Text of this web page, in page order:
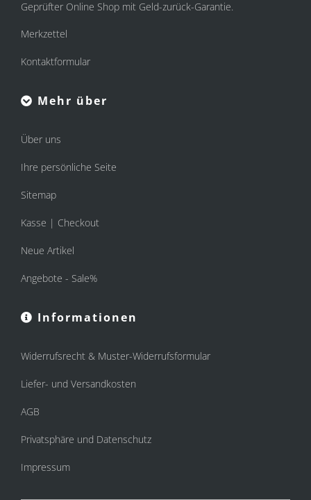
Geprüfter Online Shop mit Geld-zurück-Garantie.
Merkzettel
Kontaktformular
Mehr über
Über uns
Ihre persönliche Seite
Sitemap
Kasse | Checkout
Neue Artikel
Angebote - Sale%
Informationen
Widerrufsrecht & Muster-Widerrufsformular
Liefer- und Versandkosten
AGB
Privatsphäre und Datenschutz
Impressum